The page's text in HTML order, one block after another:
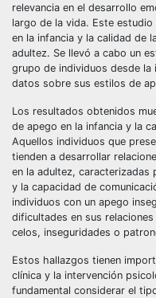
relevancia en el desarrollo
largo de la vida. Este
en la infancia y la calidad de
adultez. Se llevó a cabo un
grupo de individuos desde la
datos sobre sus estilos de
Los resultados obtenidos
de apego en la infancia y la
Aquellos individuos que
tienden a desarrollar
en la adultez, caracterizadas
y la capacidad de
individuos con un apego
dificultades en sus
celos, inseguridades o
Estos hallazgos tienen
clínica y la intervención
fundamental considerar el